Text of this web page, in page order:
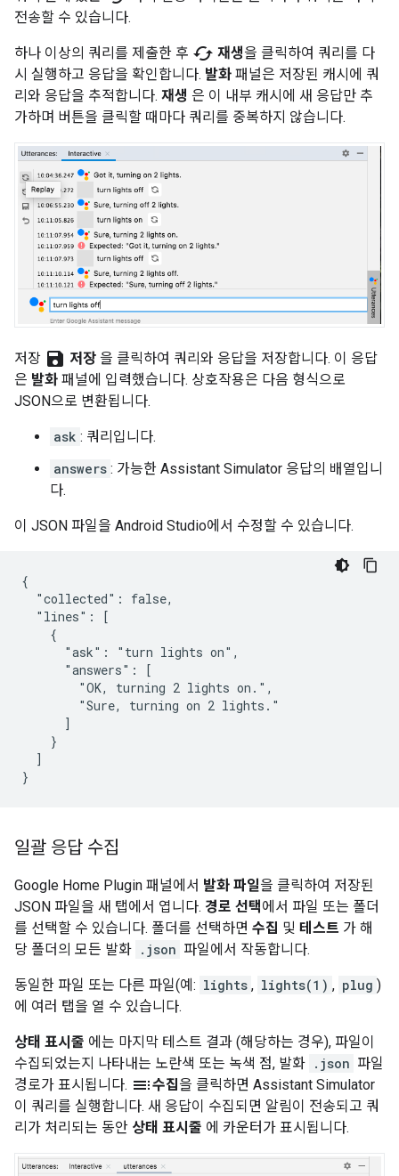
전송할 수 있습니다.
하나 이상의 쿼리를 제출한 후 cached 재생을 클릭하여 쿼리를 다
시 실행하고 응답을 확인합니다. 발화 패널은 저장된 캐시에 쿼
리와 응답을 추적합니다. 재생 은 이 내부 캐시에 새 응답만 추
가하며 버튼을 클릭할 때마다 쿼리를 중복하지 않습니다.
저장 save 저장 을 클릭하여 쿼리와 응답을 저장합니다. 이 응답
은 발화 패널에 입력했습니다. 상호작용은 다음 형식으로
JSON으로 변환됩니다.
ask : 쿼리입니다.
answers : 가능한 Assistant Simulator 응답의 배열입니
다.
이 JSON 파일을 Android Studio에서 수정할 수 있습니다.
{
  "collected": false,
  "lines": [
    {
      "ask": "turn lights on",
      "answers": [
        "OK, turning 2 lights on.",
        "Sure, turning on 2 lights."
      ]
    }
  ]
일괄 응답 수집
Google Home Plugin 패널에서 발화 파일을 클릭하여 저장된
JSON 파일을 새 탭에서 엽니다. 경로 선택에서 파일 또는 폴더
를 선택할 수 있습니다. 폴더를 선택하면 수집 및 테스트 가 해
당 폴더의 모든 발화 .json 파일에서 작동합니다.
동일한 파일 또는 다른 파일(예: lights , lights(1) , plug )
에 여러 탭을 열 수 있습니다.
상태 표시줄 에는 마지막 테스트 결과 (해당하는 경우), 파일이
수집되었는지 나타내는 노란색 또는 녹색 점, 발화 .json 파일
경로가 표시됩니다. toc수집 을 클릭하면 Assistant Simulator
이 쿼리를 실행합니다. 새 응답이 수집되면 알림이 전송되고 쿼
리가 처리되는 동안 상태 표시줄 에 카운터가 표시됩니다.